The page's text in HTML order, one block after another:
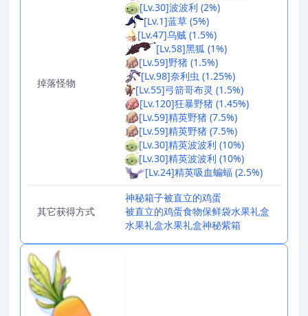
掉落怪物
[Lv.30]波波利 (2%)
[Lv.1]蓝草 (5%)
[Lv.47]乌贼 (1.5%)
[Lv.58]黑狐 (1%)
[Lv.59]野猪 (1.5%)
[Lv.98]奈利虫 (1.25%)
[Lv.55]弓箭哥布灵 (1.5%)
[Lv.120]狂暴野猪 (1.45%)
[Lv.59]精英野猪 (7.5%)
[Lv.59]精英野猪 (7.5%)
[Lv.30]精英波波利 (10%)
[Lv.30]精英波波利 (10%)
[Lv.24]精英吸血蝙蝠 (2.5%)
其它获得方式
神秘箱子被直立的鸡蛋
被直立的鸡蛋食物保鲜袋水果礼盒
水果礼盒水果礼盒神秘紫箱